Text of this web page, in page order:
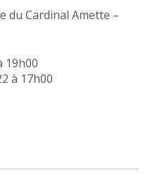
du Cardinal Amette –
19h00
à 17h00